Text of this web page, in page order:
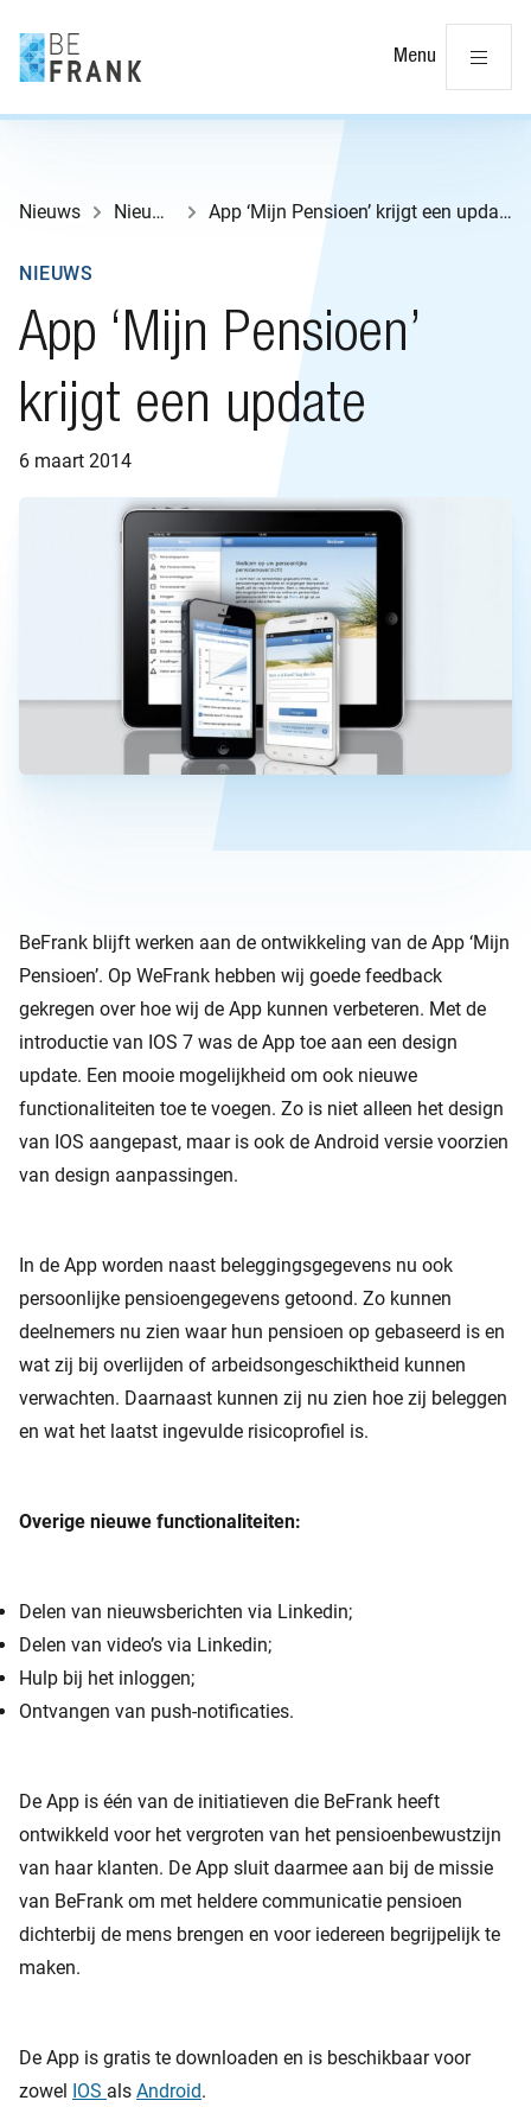
Menu
Nieuws Nieuws App ‘Mijn Pensioen’ krijgt een update
App ‘Mijn Pensioen’
krijgt een update
6 maart 2014
NIEUWS
BeFrank blijft werken aan de ontwikkeling van de App ‘Mijn
Pensioen’. Op WeFrank hebben wij goede feedback
gekregen over hoe wij de App kunnen verbeteren. Met de
introductie van IOS 7 was de App toe aan een design
update. Een mooie mogelijkheid om ook nieuwe
functionaliteiten toe te voegen. Zo is niet alleen het design
van IOS aangepast, maar is ook de Android versie voorzien
van design aanpassingen.
In de App worden naast beleggingsgegevens nu ook
persoonlijke pensioengegevens getoond. Zo kunnen
deelnemers nu zien waar hun pensioen op gebaseerd is en
wat zij bij overlijden of arbeidsongeschiktheid kunnen
verwachten. Daarnaast kunnen zij nu zien hoe zij beleggen
en wat het laatst ingevulde risicoprofiel is.
Overige nieuwe functionaliteiten:
Delen van nieuwsberichten via Linkedin;
Delen van video’s via Linkedin;
Hulp bij het inloggen;
Ontvangen van push-notificaties.
De App is één van de initiatieven die BeFrank heeft
ontwikkeld voor het vergroten van het pensioenbewustzijn
van haar klanten. De App sluit daarmee aan bij de missie
van BeFrank om met heldere communicatie pensioen
dichterbij de mens brengen en voor iedereen begrijpelijk te
maken.
De App is gratis te downloaden en is beschikbaar voor
zowel IOS als Android.